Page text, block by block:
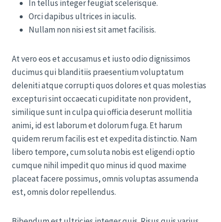
In tellus integer feugiat scelerisque.
Orci dapibus ultrices in iaculis.
Nullam non nisi est sit amet facilisis.
At vero eos et accusamus et iusto odio dignissimos
ducimus qui blanditiis praesentium voluptatum
deleniti atque corrupti quos dolores et quas molestias
excepturi sint occaecati cupiditate non provident,
similique sunt in culpa qui officia deserunt mollitia
animi, id est laborum et dolorum fuga. Et harum
quidem rerum facilis est et expedita distinctio. Nam
libero tempore, cum soluta nobis est eligendi optio
cumque nihil impedit quo minus id quod maxime
placeat facere possimus, omnis voluptas assumenda
est, omnis dolor repellendus.